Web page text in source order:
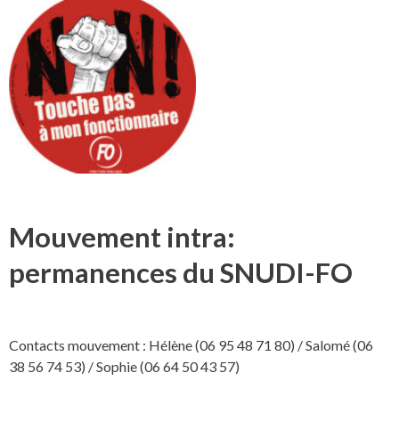
Mouvement intra:
permanences du SNUDI-FO
Contacts mouvement : Hélène (06 95 48 71 80) / Salomé (06
38 56 74 53) / Sophie (06 64 50 43 57)